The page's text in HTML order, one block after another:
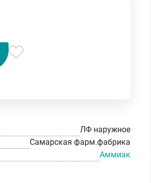
ЛФ наружное
Самарская фарм.фабрика
Аммиак